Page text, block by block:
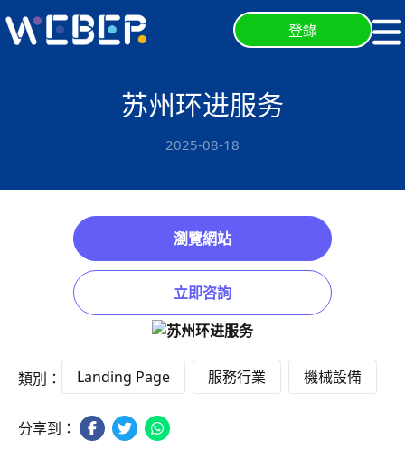
登錄
苏州环进服务
2025-08-18
瀏覽網站
立即咨詢
類別： Landing Page 服務行業 機械設備
分享到：